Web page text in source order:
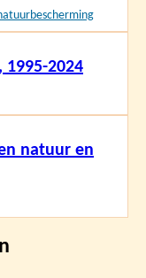
1995-2024
natuur en